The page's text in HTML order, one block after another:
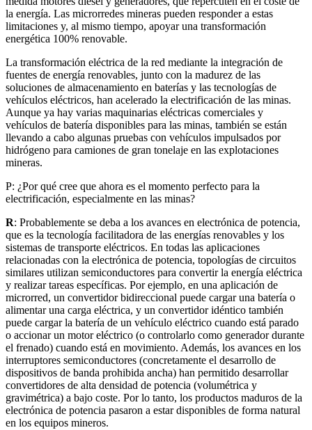
la energía. Las microrredes mineras pueden responder a estas
limitaciones y, al mismo tiempo, apoyar una transformación
energética 100% renovable.
La transformación eléctrica de la red mediante la integración de
fuentes de energía renovables, junto con la madurez de las
soluciones de almacenamiento en baterías y las tecnologías de
vehículos eléctricos, han acelerado la electrificación de las minas.
Aunque ya hay varias maquinarias eléctricas comerciales y
vehículos de batería disponibles para las minas, también se están
llevando a cabo algunas pruebas con vehículos impulsados por
hidrógeno para camiones de gran tonelaje en las explotaciones
mineras.
P: ¿Por qué cree que ahora es el momento perfecto para la
electrificación, especialmente en las minas?
R: Probablemente se deba a los avances en electrónica de potencia,
que es la tecnología facilitadora de las energías renovables y los
sistemas de transporte eléctricos. En todas las aplicaciones
relacionadas con la electrónica de potencia, topologías de circuitos
similares utilizan semiconductores para convertir la energía eléctrica
y realizar tareas específicas. Por ejemplo, en una aplicación de
microrred, un convertidor bidireccional puede cargar una batería o
alimentar una carga eléctrica, y un convertidor idéntico también
puede cargar la batería de un vehículo eléctrico cuando está parado
o accionar un motor eléctrico (o controlarlo como generador durante
el frenado) cuando está en movimiento. Además, los avances en los
interruptores semiconductores (concretamente el desarrollo de
dispositivos de banda prohibida ancha) han permitido desarrollar
convertidores de alta densidad de potencia (volumétrica y
gravimétrica) a bajo coste. Por lo tanto, los productos maduros de la
electrónica de potencia pasaron a estar disponibles de forma natural
en los equipos mineros.